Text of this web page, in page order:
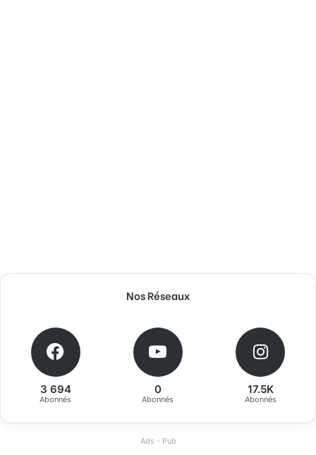
Nos Réseaux
3 694
Abonnés
0
Abonnés
17.5K
Abonnés
Ads - Pub